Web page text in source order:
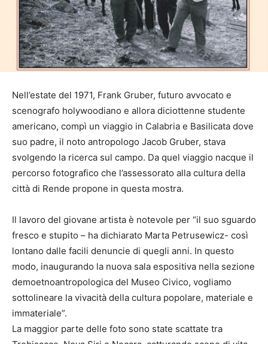
Nell’estate del 1971, Frank Gruber, futuro avvocato e
scenografo holywoodiano e allora diciottenne studente
americano, compì un viaggio in Calabria e Basilicata dove
suo padre, il noto antropologo Jacob Gruber, stava
svolgendo la ricerca sul campo. Da quel viaggio nacque il
percorso fotografico che l’assessorato alla cultura della
città di Rende propone in questa mostra.
Il lavoro del giovane artista è notevole per “il suo sguardo
fresco e stupito – ha dichiarato Marta Petrusewicz- così
lontano dalle facili denuncie di quegli anni. In questo
modo, inaugurando la nuova sala espositiva nella sezione
demoetnoantropologica del Museo Civico, vogliamo
sottolineare la vivacità della cultura popolare, materiale e
immateriale”.
La maggior parte delle foto sono state scattate tra